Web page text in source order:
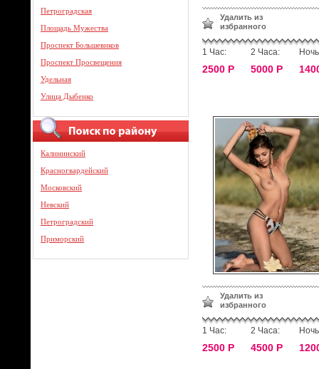
Петроградская
Площадь Мужества
Проспект Большевиков
Проспект Просвещения
Удельная
Улица Дыбенко
Калининский
Красногвардейский
Московский
Невский
Петроградский
Приморский
Удалить из
избранного
1 Час:
2500 Р
2 Часа:
5000 Р
Удалить из
избранного
1 Час:
2500 Р
2 Часа:
4500 Р